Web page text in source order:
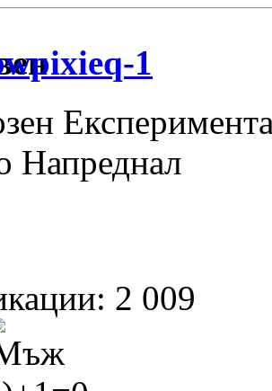
1
Напреднал
2 009